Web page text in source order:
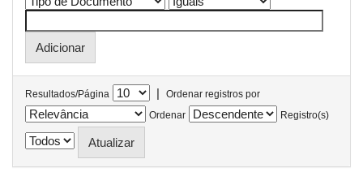
Resultados/Página |
Ordenar registros por
Ordenar
Registro(s)